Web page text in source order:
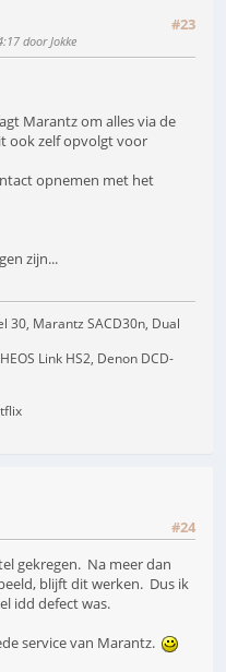
#23
door Jokke
Marantz om alles via de
ook zelf opvolgt voor
opnemen met het
zijn...
30, Marantz SACD30n, Dual
Link HS2, Denon DCD-
#24
gekregen. Na meer dan
blijft dit werken. Dus ik
idd defect was.
service van Marantz.